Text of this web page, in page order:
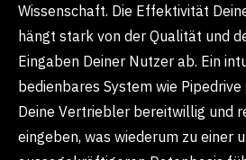
Wissenschaft. Die Effektivität
hängt stark von der Qualität und
Eingaben Deiner Nutzer ab. Ein
bedienbares System wie
Deine Vertriebler bereitwillig und
eingeben, was wiederum zu einer